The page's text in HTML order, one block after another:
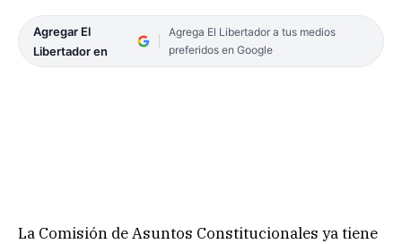
Agregar El
Libertador en
Agrega El Libertador a tus medios
preferidos en Google
La Comisión de Asuntos Constitucionales ya tiene